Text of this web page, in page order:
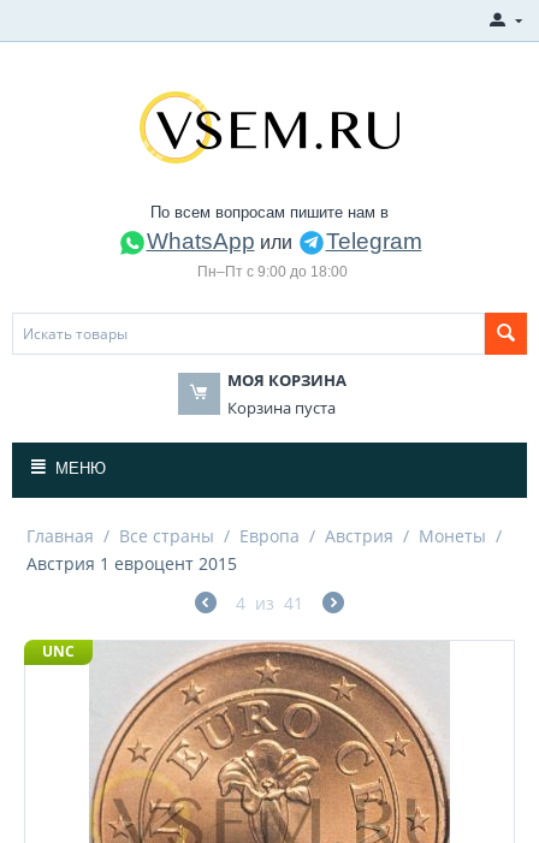
По всем вопросам пишите нам в
WhatsApp или Telegram
Пн–Пт с 9:00 до 18:00
МОЯ КОРЗИНА
Корзина пуста
МЕНЮ
Главная / Все страны / Европа / Австрия / Монеты /
Австрия 1 евроцент 2015
4 из 41
UNC